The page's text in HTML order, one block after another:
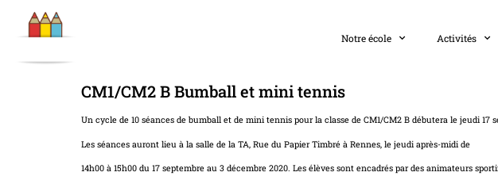
Notre école Activités
CM1/CM2 B Bumball et mini tennis
Un cycle de 10 séances de bumball et de mini tennis pour la classe de CM1/CM2 B débutera le jeudi 17
Les séances auront lieu à la salle de la TA, Rue du Papier Timbré à Rennes, le jeudi après-midi de
14h00 à 15h00 du 17 septembre au 3 décembre 2020. Les élèves sont encadrés par des animateurs